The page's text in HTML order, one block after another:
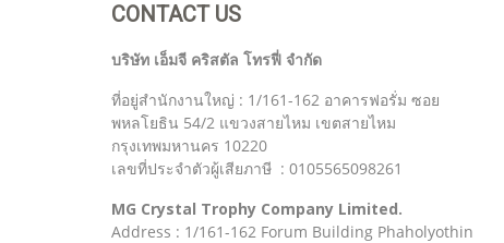
CONTACT US
บริษัท เอ็มจี คริสตัล โทรฟี่ จำกัด
ที่อยู่สำนักงานใหญ่ : 1/161-162 อาคารฟอรั่ม ซอย
พหลโยธิน 54/2 แขวงสายไหม เขตสายไหม
กรุงเทพมหานคร 10220
เลขที่ประจำตัวผู้เสียภาษี : 0105565098261
MG Crystal Trophy Company Limited.
Address : 1/161-162 Forum Building Phaholyothin